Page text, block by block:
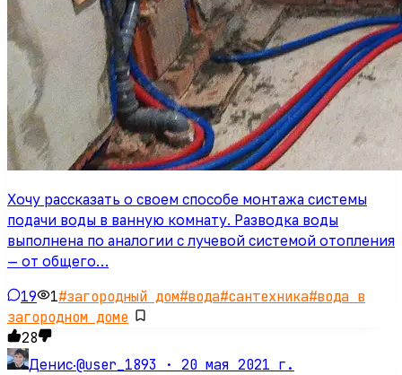
Хочу рассказать о своем способе монтажа системы
подачи воды в ванную комнату. Разводка воды
выполнена по аналогии с лучевой системой отопления
— от общего…
19 1#загородный дом#вода#сантехника#вода в
загородном доме
28
Денис·@user_1893 · 20 мая 2021 г.